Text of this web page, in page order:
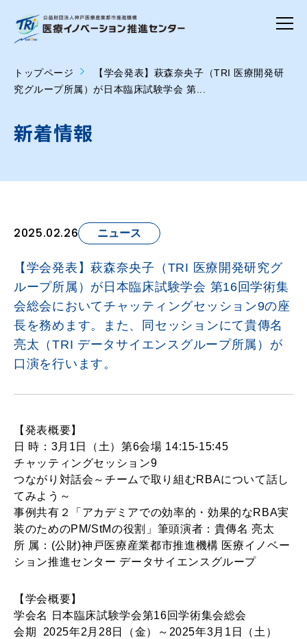
トップページ
【学会発表】萩森奈央子（TRI 医療開発研
究グループ所属）が日本臨床試験学会 第...
新着情報
2025.02.26 ニュース
【学会発表】萩森奈央子（TRI 医療開発研究グ
ループ所属）が日本臨床試験学会 第16回学術集
会総会においてチャッティングセッション9の座
長を務めます。また、同セッションにて貴傳名
亮太（TRI データサイエンスグループ所属）が
口演を行います。
【発表概要】
日 時：3月1日（土）第6会場 14:15-15:45
チャッティングセッション9
つながり対話会～チームで取り組むRBAについて話し
てみよう～
事例共有２「アカデミアでの効率的・効果的なRBA実
装のためのPM/StMの役割」筆頭演者：貴傳名 亮太
所 属：(公財)神戸医療産業都市推進機構 医療イノベー
ション推進センター データサイエンスグループ
【学会概要】
学会名 日本臨床試験学会第16回学術集会総会
会期 2025年2月28日（金）～2025年3月1日（土）